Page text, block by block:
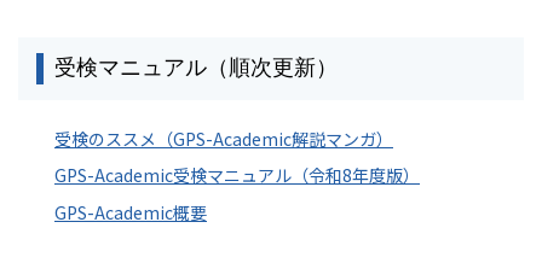
受検マニュアル（順次更新）
受検のススメ（GPS-Academic解説マンガ）
GPS-Academic受検マニュアル（令和8年度版）
GPS-Academic概要